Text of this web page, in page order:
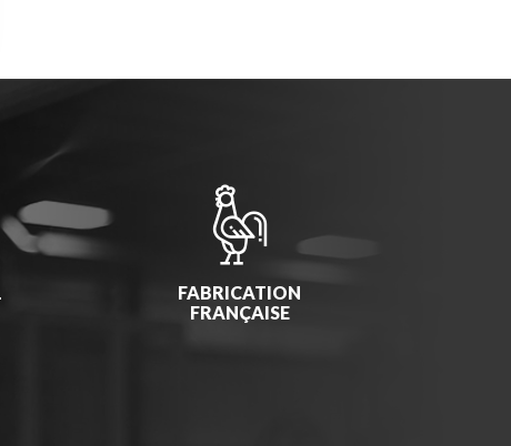
FABRICATION
FRANÇAISE